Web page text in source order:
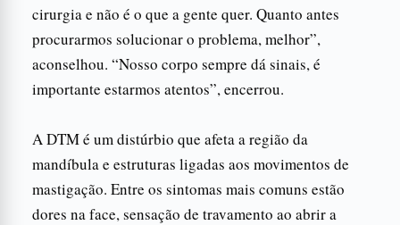
cirurgia e não é o que a gente quer. Quanto antes
procurarmos solucionar o problema, melhor”,
aconselhou. “Nosso corpo sempre dá sinais, é
importante estarmos atentos”, encerrou.
A DTM é um distúrbio que afeta a região da
mandíbula e estruturas ligadas aos movimentos de
mastigação. Entre os sintomas mais comuns estão
dores na face, sensação de travamento ao abrir a